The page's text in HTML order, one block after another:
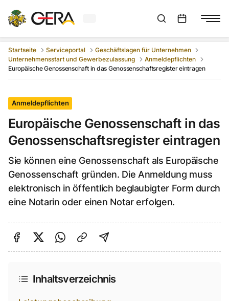
Aktuelles Wetter in GeraSuchleiste anzeigen
Startseite Serviceportal
Geschäftslagen für Unternehmen
Unternehmensstart und Gewerbezulassung
Anmeldepflichten
Europäische Genossenschaft in das Genossenschaftsregister eintragen
Anmeldepflichten
Europäische Genossenschaft in das
Genossenschaftsregister eintragen
Sie können eine Genossenschaft als Europäische
Genossenschaft gründen. Die Anmeldung muss
elektronisch in öffentlich beglaubigter Form durch
eine Notarin oder einen Notar erfolgen.
Auf Facebook teilen
Auf Twitter teilen
Per Link teilen
shareViaEmail
Inhaltsverzeichnis